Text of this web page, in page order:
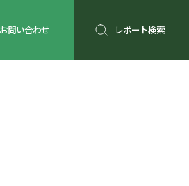
お問い合わせ レポート検索